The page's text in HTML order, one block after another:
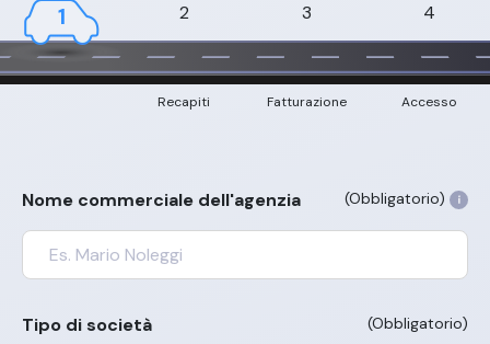
1 2 3 4
Recapiti Fatturazione Accesso
Nome commerciale dell'agenzia (Obbligatorio)
Tipo di società (Obbligatorio)